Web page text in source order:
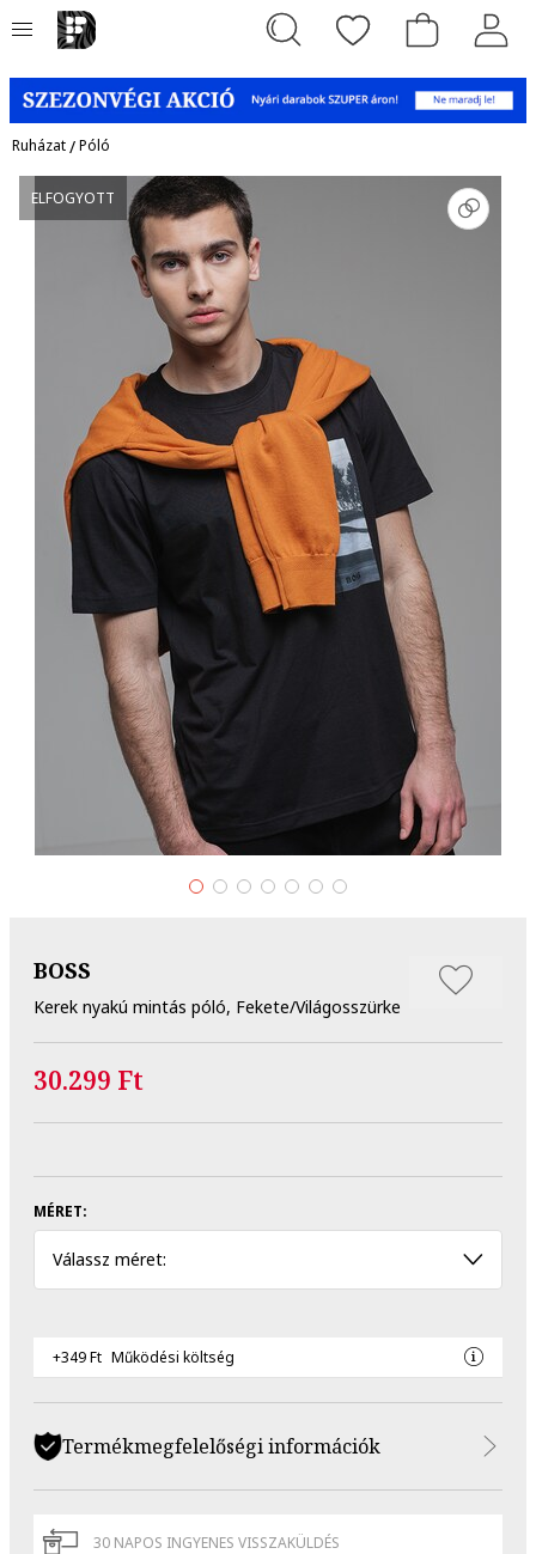
Ruházat/Póló
ELFOGYOTT
BOSS
Kerek nyakú mintás póló, Fekete/Világosszürke
30.299 Ft
MÉRET:
Válassz méret:
+349 Ft Működési költség
Termékmegfelelőségi információk
30 NAPOS INGYENES VISSZAKÜLDÉS